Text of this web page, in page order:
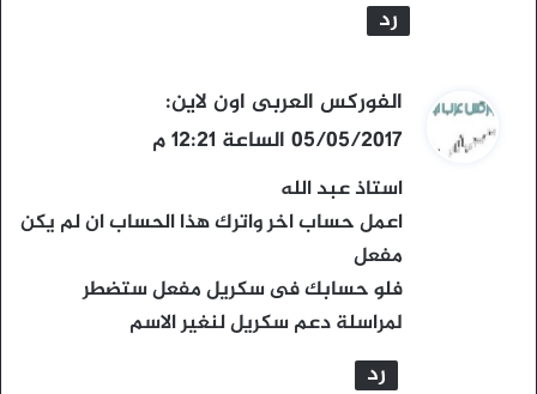
رد
ي
ق
و
ل
الفوركس العربى اون لاين:
05/05/2017 الساعة 12:21 م
استاذ عبد الله
اعمل حساب اخر واترك هذا الحساب ان لم يكن
مفعل
فلو حسابك فى سكريل مفعل ستضطر
لمراسلة دعم سكريل لنغير الاسم
رد